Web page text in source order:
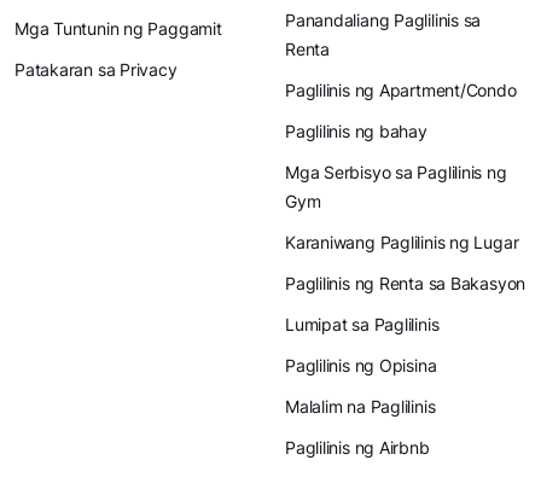
Mga Tuntunin ng Paggamit
Patakaran sa Privacy
Panandaliang Paglilinis sa
Renta
Paglilinis ng Apartment/Condo
Paglilinis ng bahay
Mga Serbisyo sa Paglilinis ng
Gym
Karaniwang Paglilinis ng Lugar
Paglilinis ng Renta sa Bakasyon
Lumipat sa Paglilinis
Paglilinis ng Opisina
Malalim na Paglilinis
Paglilinis ng Airbnb